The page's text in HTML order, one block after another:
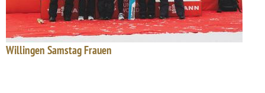
Willingen Samstag Frauen